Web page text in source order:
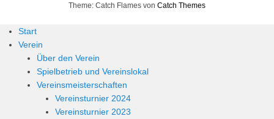
Theme: Catch Flames von Catch Themes
Start
Verein
Über den Verein
Spielbetrieb und Vereinslokal
Vereinsmeisterschaften
Vereinsturnier 2024
Vereinsturnier 2023